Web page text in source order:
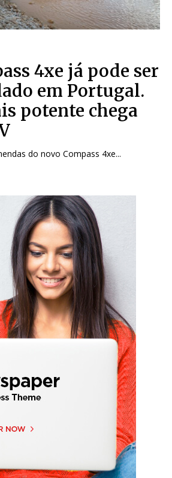
4xe já pode ser
em Portugal.
potente chega
do novo Compass 4xe...